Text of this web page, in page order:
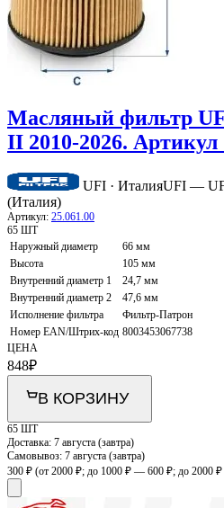
Масляный фильтр
II 2010-2026. Артикул
UFI · ИталияUFI —
(Италия)
Артикул: 25.061.00
65 ШТ
Наружный диаметр
66 мм
Высота
105 мм
Внутренний диаметр 1
24,7 мм
Внутренний диаметр 2
47,6 мм
Исполнение фильтра
Фильтр-Патрон
Номер EAN/Штрих-код 8003453067738
ЦЕНА
848₽
В КОРЗИНУ
65 ШТ
Доставка: 7 августа (завтра)
Самовывоз: 7 августа (завтра)
300 ₽ (от 2000 ₽; до 1000 ₽ — 600 ₽; до 2000